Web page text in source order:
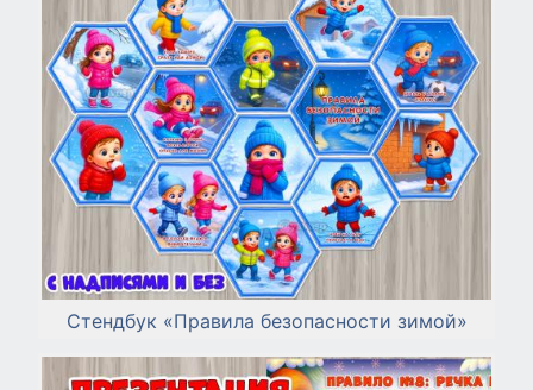
Стендбук «Правила безопасности зимой»